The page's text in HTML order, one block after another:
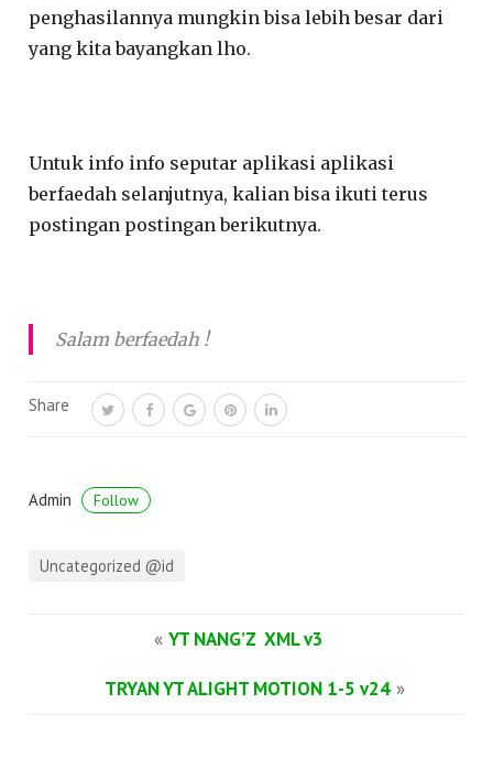
penghasilannya mungkin bisa lebih besar dari
yang kita bayangkan lho.
Untuk info info seputar aplikasi aplikasi
berfaedah selanjutnya, kalian bisa ikuti terus
postingan postingan berikutnya.
Salam berfaedah !
Share
Admin Follow
Uncategorized @id
« YT NANG’Z XML v3
TRYAN YT ALIGHT MOTION 1-5 v24 »